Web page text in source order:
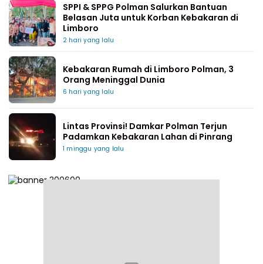
SPPI & SPPG Polman Salurkan Bantuan
Belasan Juta untuk Korban Kebakaran di
Limboro
2 hari yang lalu
Kebakaran Rumah di Limboro Polman, 3
Orang Meninggal Dunia
6 hari yang lalu
Lintas Provinsi! Damkar Polman Terjun
Padamkan Kebakaran Lahan di Pinrang
1 minggu yang lalu